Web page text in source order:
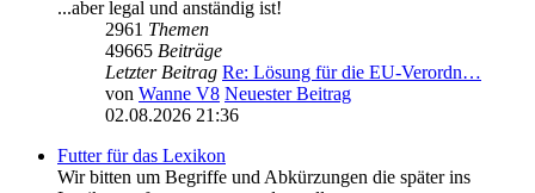
...aber legal und anständig ist!
2961 Themen
49665 Beiträge
Letzter Beitrag Re: Lösung für die EU‑Verordn…
von Wanne V8 Neuester Beitrag
02.08.2026 21:36
Futter für das Lexikon
Wir bitten um Begriffe und Abkürzungen die später ins